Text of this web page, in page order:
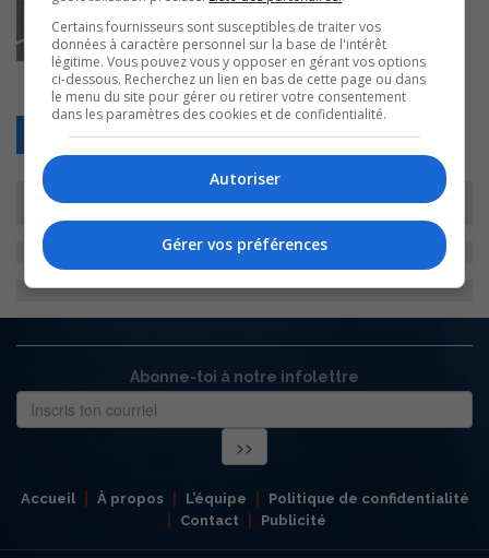
Retour
Abonne-toi à notre infolettre
Accueil À propos L’équipe
Politique de confidentialité
Contact
Publicité
Certains fournisseurs sont susceptibles de traiter vos
données à caractère personnel sur la base de l'intérêt
légitime. Vous pouvez vous y opposer en gérant vos options
ci-dessous. Recherchez un lien en bas de cette page ou dans
le menu du site pour gérer ou retirer votre consentement
dans les paramètres des cookies et de confidentialité.
Autoriser
Gérer vos préférences